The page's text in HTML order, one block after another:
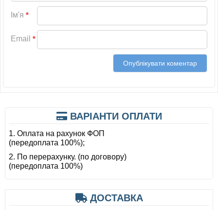
Ім'я *
Email *
ВАРІАНТИ ОПЛАТИ
1. Оплата на рахунок ФОП
(передоплата 100%);
2. По перерахунку. (по договору)
(передоплата 100%)
ДОСТАВКА